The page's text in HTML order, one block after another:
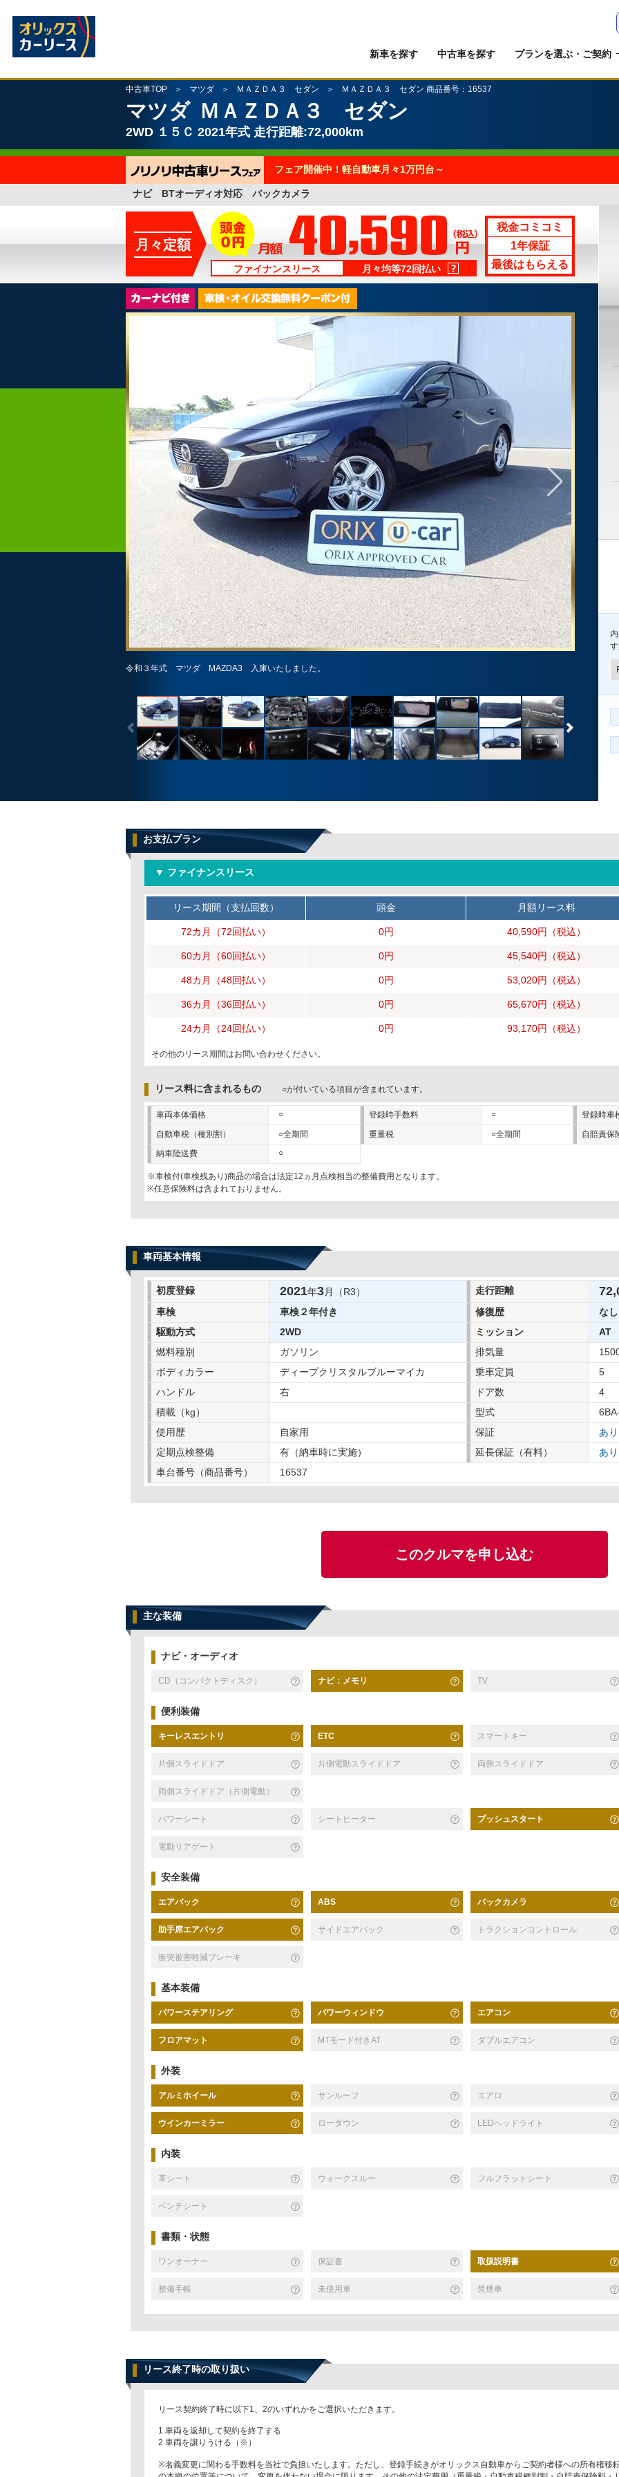
新車を探す 中古車を探す プランを選ぶ・ご契約
中古車TOP マツダ ＭＡＺＤＡ３ セダン ＭＡＺＤＡ３ セダン 商品番号：16537
マツダ ＭＡＺＤＡ３ セダン
2WD １５Ｃ 2021年式 走行距離:72,000km
フェア開催中！軽自動車月々1万円台～
ナビ BTオーディオ対応 バックカメラ
月々定額
ファイナンスリース 月々均等72回払い
税金コミコミ
1年保証
最後はもらえる
令和３年式 マツダ MAZDA3 入庫いたしました。
お支払プラン
▼ ファイナンスリース
リース期間（支払回数） 頭金 月額リース料
72カ月（72回払い） 0円 40,590円 （税込）
60カ月（60回払い） 0円 45,540円 （税込）
48カ月（48回払い） 0円 53,020円 （税込）
36カ月（36回払い） 0円 65,670円 （税込）
24カ月（24回払い） 0円 93,170円 （税込）
その他のリース期間はお問い合わせください。
リース料に含まれるもの ○が付いている項目が含まれています。
車両本体価格 ○ 登録時手数料 ○ 登録時車
自動車税（種別割） ○全期間 重量税 ○全期間 自賠責保
納車陸送費
○
※車検付(車検残あり)商品の場合は法定12ヵ月点検相当の整備費用となります。
※任意保険料は含まれておりません。
車両基本情報
初度登録 2021年3月（R3） 走行距離
車検
車検２年付き 修復歴
なし
駆動方式
2WD ミッション
AT
燃料種別
ガソリン 排気量
ボディカラー
ディープクリスタルブルーマイカ 乗車定員
5
ハンドル
右 ドア数
4
積載（kg）
型式
使用歴
自家用 保証
あり
定期点検整備
有（納車時に実施） 延長保証（有料）
あり
車台番号（商品番号）
16537
このクルマを申し込む
主な装備
ナビ・オーディオ
CD（コンパクトディスク） ナビ：メモリ TV
便利装備
キーレスエントリ ETC スマートキー
片側スライドドア 片側電動スライドドア 両側スライドドア
両側スライドドア（片側電動）
パワーシート シートヒーター プッシュスタート
電動リアゲート
安全装備
エアバック ABS バックカメラ
助手席エアバック サイドエアバック トラクションコントロール
衝突被害軽減ブレーキ
基本装備
パワーステアリング パワーウィンドウ エアコン
フロアマット MTモード付きAT ダブルエアコン
外装
アルミホイール サンルーフ エアロ
ウインカーミラー ローダウン LEDヘッドライト
内装
革シート ウォークスルー フルフラットシート
ベンチシート
書類・状態
ワンオーナー 保証書 取扱説明書
整備手帳 未使用車 禁煙車
リース終了時の取り扱い
リース契約終了時に以下1、2のいずれかをご選択いただきます。
1 車両を返却して契約を終了する
2 車両を譲りうける（※）
※名義変更に関わる手数料を当社で負担いたします。ただし、登録手続きがオリックス自動車からご契約者様への所有権移